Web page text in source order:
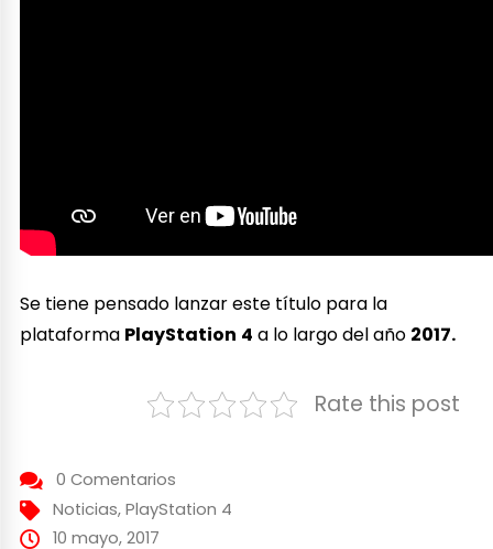
Se tiene pensado lanzar este título para la
plataforma PlayStation 4 a lo largo del año 2017.
Rate this post
0 Comentarios
Noticias, PlayStation 4
10 mayo, 2017